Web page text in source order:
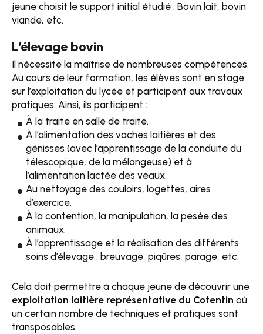
jeune choisit le support initial étudié : Bovin lait, bovin
viande, etc.
L’élevage bovin
Il nécessite la maîtrise de nombreuses compétences.
Au cours de leur formation, les élèves sont en stage
sur l’exploitation du lycée et participent aux travaux
pratiques. Ainsi, ils participent :
À la traite en salle de traite.
À l’alimentation des vaches laitières et des
génisses (avec l’apprentissage de la conduite du
télescopique, de la mélangeuse) et à
l’alimentation lactée des veaux.
Au nettoyage des couloirs, logettes, aires
d’exercice.
À la contention, la manipulation, la pesée des
animaux.
À l’apprentissage et la réalisation des différents
soins d’élevage : breuvage, piqûres, parage, etc.
Cela doit permettre à chaque jeune de découvrir une
exploitation laitière représentative du Cotentin où
un certain nombre de techniques et pratiques sont
transposables.